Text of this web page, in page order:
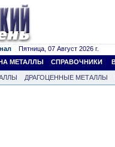
Пятница, 07 Август 2026 г.
МЕТАЛЛЫ СПРАВОЧНИКИ
ДРАГОЦЕННЫЕ МЕТАЛЛЫ